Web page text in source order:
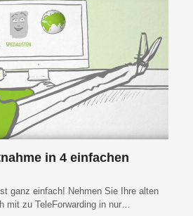
in 4 einfachen
ganz einfach! Nehmen Sie Ihre alten
mit zu TeleForwarding in nur…